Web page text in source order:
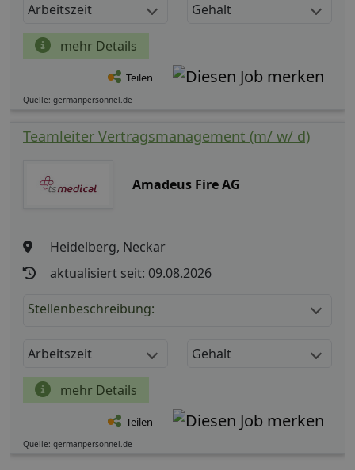
Arbeitszeit Gehalt
mehr Details
Teilen
Quelle: germanpersonnel.de
Teamleiter Vertragsmanagement (m/ w/ d)
Amadeus Fire AG
Heidelberg, Neckar
aktualisiert seit: 09.08.2026
Stellenbeschreibung:
Arbeitszeit Gehalt
mehr Details
Teilen
Quelle: germanpersonnel.de